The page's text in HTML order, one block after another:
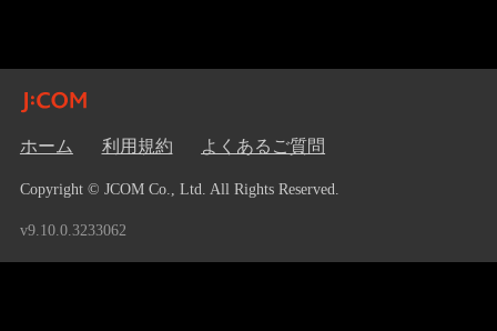
ホーム 利用規約 よくあるご質問
Copyright © JCOM Co., Ltd. All Rights Reserved.
v9.10.0.3233062